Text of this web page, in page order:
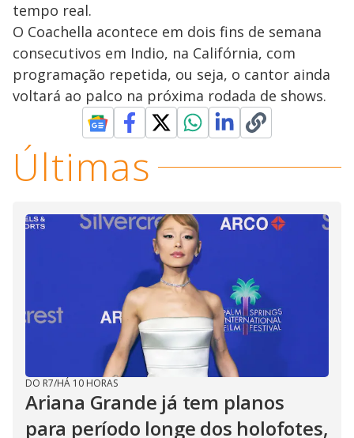
tempo real.
O Coachella acontece em dois fins de semana
consecutivos em Indio, na Califórnia, com
programação repetida, ou seja, o cantor ainda
voltará ao palco na próxima rodada de shows.
Últimas
DO R7/HÁ 10 HORAS
Ariana Grande já tem planos
para período longe dos holofotes,